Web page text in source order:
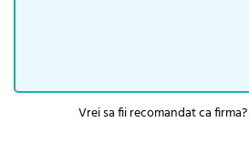
Vrei sa fii recomandat ca firma?